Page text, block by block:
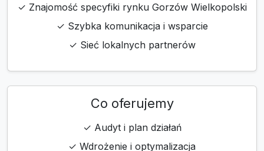
✓ Znajomość specyfiki rynku Gorzów Wielkopolski
✓ Szybka komunikacja i wsparcie
✓ Sieć lokalnych partnerów
Co oferujemy
✓ Audyt i plan działań
✓ Wdrożenie i optymalizacja